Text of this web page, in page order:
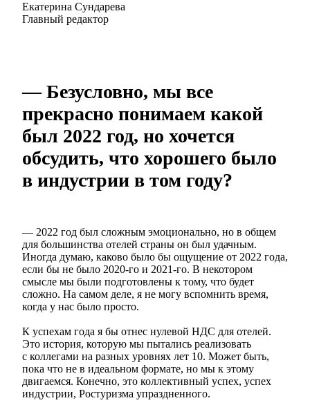
Екатерина Сундарева
Главный редактор
— Безусловно, мы все
прекрасно понимаем какой
был 2022 год, но хочется
обсудить, что хорошего было
в индустрии в том году?
— 2022 год был сложным эмоционально, но в общем
для большинства отелей страны он был удачным.
Иногда думаю, каково было бы ощущение от 2022 года,
если бы не было 2020-го и 2021-го. В некотором
смысле мы были подготовлены к тому, что будет
сложно. На самом деле, я не могу вспомнить время,
когда у нас было просто.
К успехам года я бы отнес нулевой НДС для отелей.
Это история, которую мы пытались реализовать
с коллегами на разных уровнях лет 10. Может быть,
пока что не в идеальном формате, но мы к этому
двигаемся. Конечно, это коллективный успех, успех
индустрии, Ростуризма упраздненного.